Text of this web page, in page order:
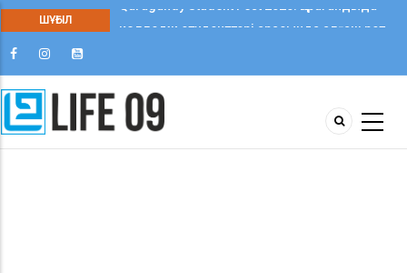
ШҰҒЫЛ
Qaragandy Student Fest 2025: Қарағандыда